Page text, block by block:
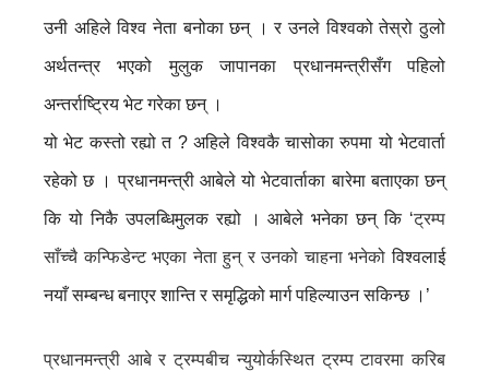
उनी अहिले विश्व नेता बनोका छन् । र उनले विश्वको तेस्रो ठुलो
अर्थतन्त्र भएको मुलुक जापानका प्रधानमन्त्रीसँग पहिलो
अन्तर्राष्ट्रिय भेट गरेका छन् ।
यो भेट कस्तो रह्यो त ? अहिले विश्वकै चासोका रुपमा यो भेटवार्ता
रहेको छ । प्रधानमन्त्री आबेले यो भेटवार्ताका बारेमा बताएका छन्
कि यो निकै उपलब्धिमुलक रह्यो । आबेले भनेका छन् कि ‘ट्रम्प
साँच्चै कन्फिडेन्ट भएका नेता हुन् र उनको चाहना भनेको विश्वलाई
नयाँ सम्बन्ध बनाएर शान्ति र समृद्धिको मार्ग पहिल्याउन सकिन्छ ।’
प्रधानमन्त्री आबे र ट्रम्पबीच न्युयोर्कस्थित ट्रम्प टावरमा करिब